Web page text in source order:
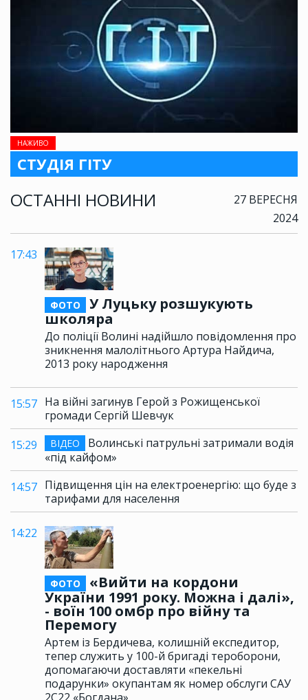
НАЖИВО
СТУДІЯ ГІТУ
ОСТАННІ НОВИНИ
27 ВЕРЕСНЯ
2024
17:43
ФОТО
У Луцьку розшукують
школяра
До поліції Волині надійшло повідомлення про
зникнення малолітнього Артура Найдича,
2013 року народження
15:57 На війні загинув Герой з Рожищенської
громади Сергій Шевчук
15:29
ВІДЕО
Волинські патрульні затримали водія
«під кайфом»
14:57 Підвищення цін на електроенергію: що буде з
тарифами для населення
14:22
ФОТО
«Вийти на кордони
України 1991 року. Можна і далі»,
- воїн 100 омбр про війну та
Перемогу
Артем із Бердичева, колишній експедитор,
тепер служить у 100-й бригаді тероборони,
допомагаючи доставляти «пекельні
подарунки» окупантам як номер обслуги САУ